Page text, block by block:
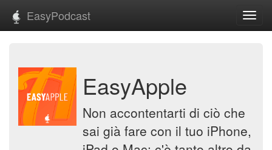
EasyPodcast
EasyApple
Non accontentarti di ciò che
sai già fare con il tuo iPhone,